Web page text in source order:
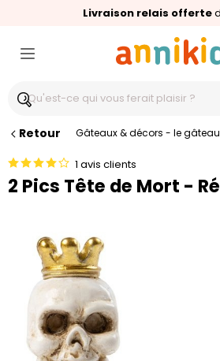
Livraison relais offerte
🥇Palmarès Capital 2025 :
⭐⭐⭐⭐⭐4,6/5(24 000
Retour Gâteaux & décors - le gâteau
1 avis clients
2 Pics Tête de Mort -